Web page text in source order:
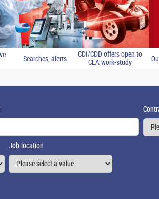
Searches, alerts
CDI/CDD offers open to
CEA work-study
students
Job location